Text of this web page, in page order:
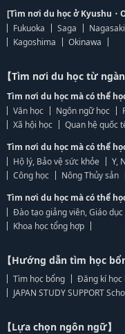
[Tìm nơi du học ở Kyushu・
Fukuoka
Saga Nagasaki
Kagoshima
Okinawa
【Tìm nơi du học từ
Tìm nơi du học mà có thể
Văn học
Ngôn ngữ học
Xã hội học
Quan hệ quốc
Tìm nơi du học mà có thể
Hộ lý, Bảo vệ sức khỏe
Y,
Công học
Nông Thủy sản
Tìm nơi du học mà có thể
Đào tạo giảng viên, Giáo dục
Khoa học tổng hợp
【Hướng dẫn tìm học
Tìm học bổng
Đăng kí học
JAPAN STUDY SUPPORT
【Lựa chọn ngôn ngữ】